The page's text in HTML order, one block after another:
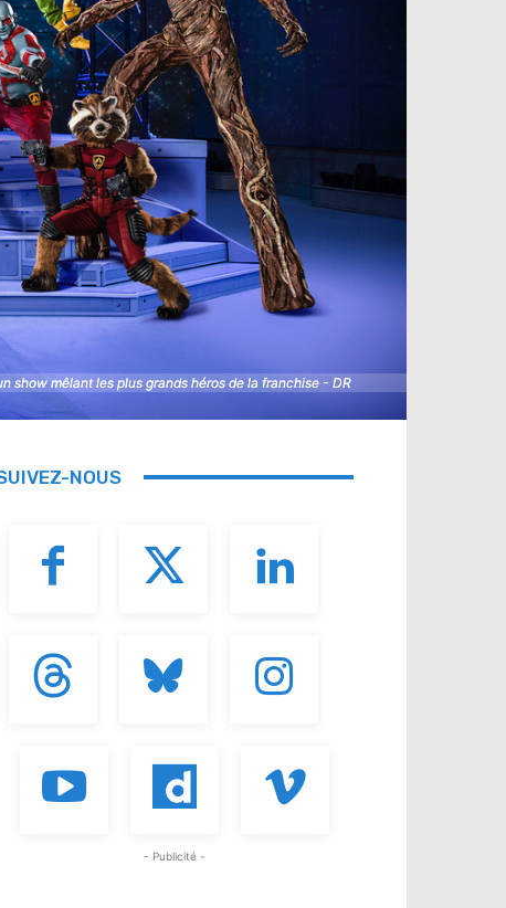
show mêlant les plus grands héros de la franchise - DR
show mêlant les plus grands héros de la franchise - DR
NOUS
- Publicité -